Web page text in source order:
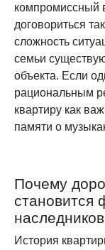
компромиссный
договориться
сложность
семьи
объекта. Если
рациональным
квартиру как
памяти о
Почему
становится
наследников
История